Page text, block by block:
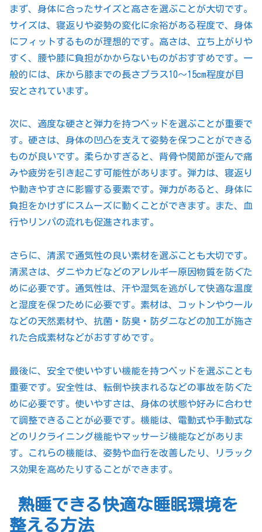
まず、身体に合ったサイズと高さを選ぶことが大切です。
サイズは、寝返りや姿勢の変化に余裕がある程度で、身体
にフィットするものが理想的です。高さは、立ち上がりや
すく、腰や膝に負担がかからないものがおすすめです。一
般的には、床から膝までの長さプラス10～15cm程度が目
安とされています。
次に、適度な硬さと弾力を持つベッドを選ぶことが重要で
す。硬さは、身体の凹凸を支えて姿勢を保つことができる
ものが良いです。柔らかすぎると、背骨や関節が歪んで痛
みや疲労を引き起こす可能性があります。弾力は、寝返り
や動きやすさに影響する要素です。弾力があると、身体に
負担をかけずにスムーズに動くことができます。また、血
行やリンパの流れも促進されます。
さらに、清潔で通気性の良い素材を選ぶことも大切です。
清潔さは、ダニやカビなどのアレルギー原因物質を防ぐた
めに必要です。通気性は、汗や湿気を逃がして快適な温度
と湿度を保つために必要です。素材は、コットンやウール
などの天然素材や、抗菌・防臭・防ダニなどの加工が施さ
れた合成素材などがおすすめです。
最後に、安全で使いやすい機能を持つベッドを選ぶことも
重要です。安全性は、転倒や挟まれるなどの事故を防ぐた
めに必要です。使いやすさは、身体の状態や好みに合わせ
て調整できることが必要です。機能は、電動式や手動式な
どのリクライニング機能やマッサージ機能などがありま
す。これらの機能は、姿勢や血行を改善したり、リラック
ス効果を高めたりすることができます。
熟睡できる快適な睡眠環境を
整える方法